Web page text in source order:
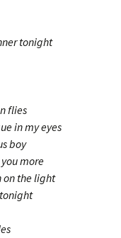
tonight
flies
in my eyes
boy
more
on the light